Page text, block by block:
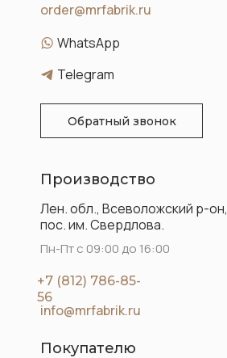
order@mrfabrik.ru
Производство
Покупателю
+7 (812) 786-85-
56
Пн-Пт с 09:00 до 16:00
WhatsApp
Telegram
Лен. обл., Всеволожский р-он,
пос. им. Свердлова.
info@mrfabrik.ru
Обратный звонок